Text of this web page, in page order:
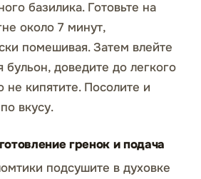
базилика. Готовьте на
около 7 минут,
помешивая. Затем влейте
бульон, доведите до легкого
не кипятите. Посолите и
вкусу.
гренок и подача
подсушите в духовке